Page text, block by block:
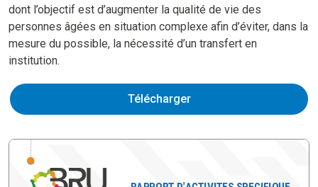
dont l’objectif est d’augmenter la qualité de vie des
personnes âgées en situation complexe afin d’éviter, dans la
mesure du possible, la nécessité d’un transfert en
institution.
Télécharger